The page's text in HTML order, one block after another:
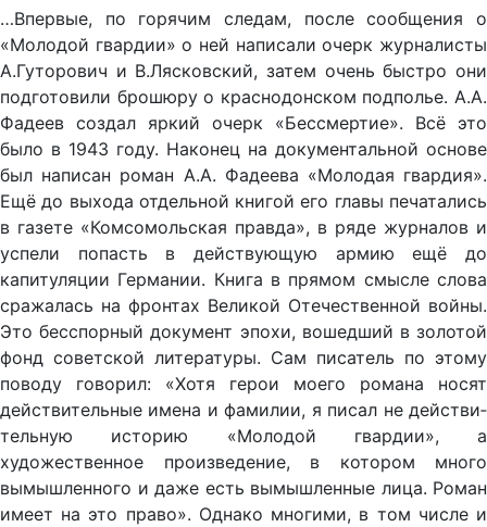
…Впервые, по горячим следам, после сообщения о
«Молодой гвардии» о ней написали очерк журналисты
А.Гуторович и В.Ляс­ковский, затем очень быстро они
подготовили брошюру о краснодонском подполье. А.А.
Фадеев создал яркий очерк «Бессмертие». Всё это
было в 1943 году. Наконец на документальной основе
был написан роман A.A. Фадеева «Молодая гвардия».
Ещё до выхода отдельной книгой его главы печатались
в газете «Комсомольская правда», в ряде журналов и
успели попасть в действующую армию ещё до
капитуляции Германии. Книга в прямом смысле слова
сража­лась на фронтах Великой Отечественной войны.
Это бесспорный документ эпохи, вошедший в золотой
фонд советской литературы. Сам писатель по этому
поводу говорил: «Хотя герои моего рома­на носят
действительные имена и фамилии, я писал не действи­
тельную историю «Молодой гвардии», а
художественное произ­ведение, в котором много
вымышленного и даже есть вымыш­ленные лица. Роман
имеет на это право». Однако многими, в том числе и